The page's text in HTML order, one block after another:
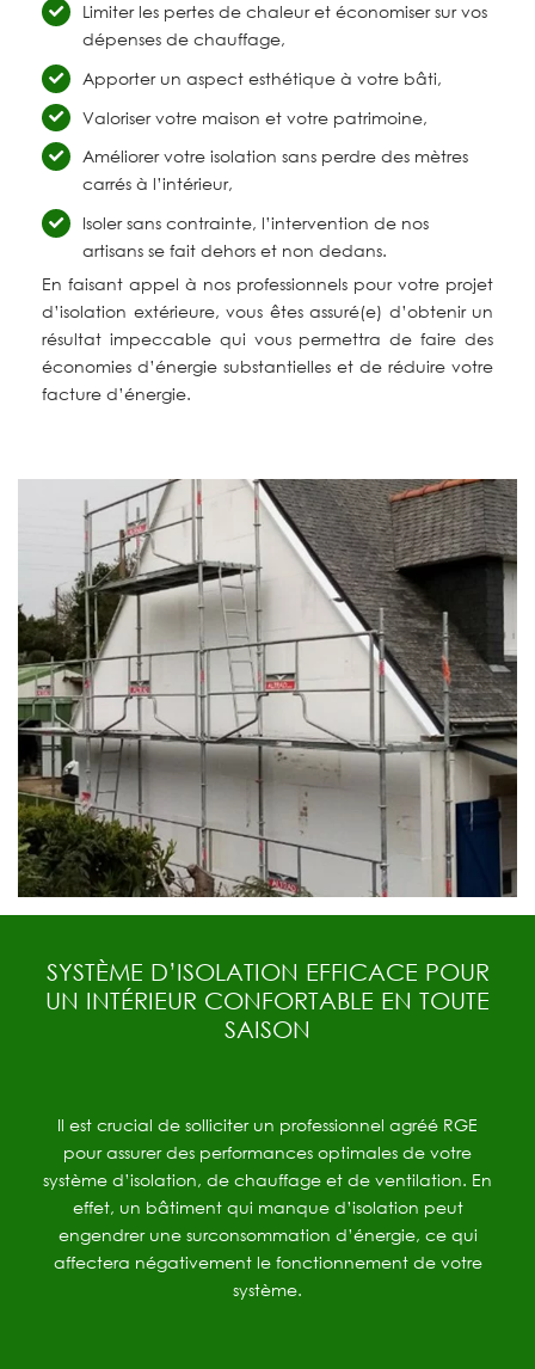
Limiter les pertes de chaleur et économiser sur vos
dépenses de chauffage,
Apporter un aspect esthétique à votre bâti,
Valoriser votre maison et votre patrimoine,
Améliorer votre isolation sans perdre des mètres
carrés à l’intérieur,
Isoler sans contrainte, l’intervention de nos
artisans se fait dehors et non dedans.
En faisant appel à nos professionnels pour votre projet
d’isolation extérieure, vous êtes assuré(e) d’obtenir un
résultat impeccable qui vous permettra de faire des
économies d’énergie substantielles et de réduire votre
facture d’énergie.
SYSTÈME D’ISOLATION EFFICACE POUR
UN INTÉRIEUR CONFORTABLE EN TOUTE
SAISON
Il est crucial de solliciter un professionnel agréé RGE
pour assurer des performances optimales de votre
système d’isolation, de chauffage et de ventilation. En
effet, un bâtiment qui manque d’isolation peut
engendrer une surconsommation d’énergie, ce qui
affectera négativement le fonctionnement de votre
système.